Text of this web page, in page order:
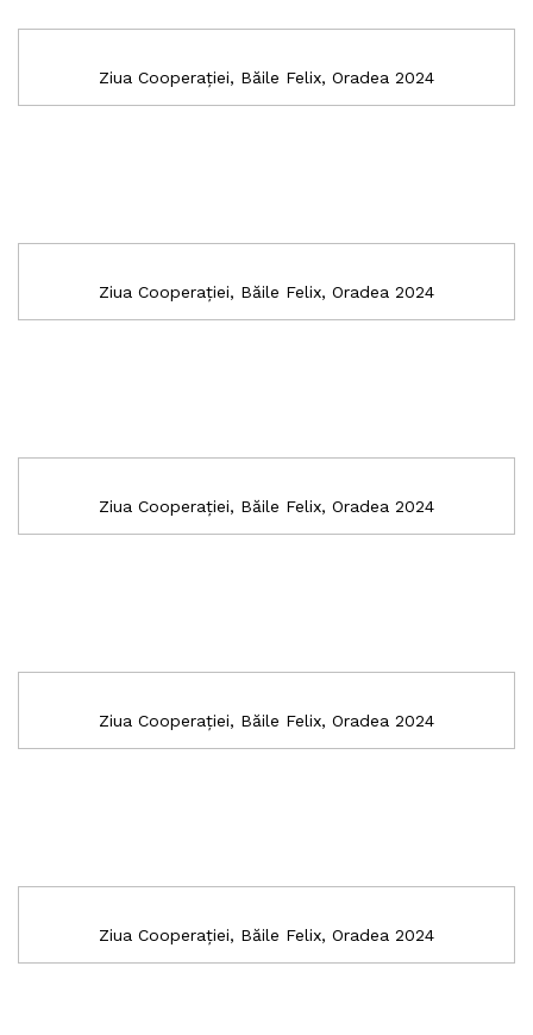
Ziua Cooperației, Băile Felix, Oradea 2024
Ziua Cooperației, Băile Felix, Oradea 2024
Ziua Cooperației, Băile Felix, Oradea 2024
Ziua Cooperației, Băile Felix, Oradea 2024
Ziua Cooperației, Băile Felix, Oradea 2024